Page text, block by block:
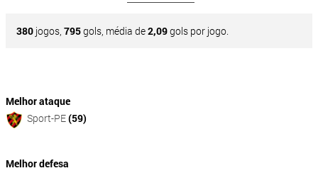
380 jogos, 795gols, média de2,09gols por jogo.
Melhor ataque
Sport-PE(59)
Melhor defesa